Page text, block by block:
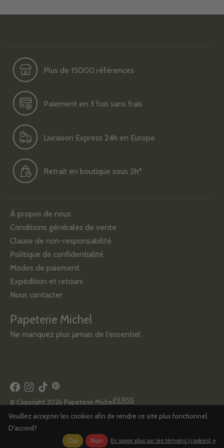
Plus de 15000 références
Paiement en 3 fois sans frais
Livraison Express 24h en Europe
Retrait en boutique sous 2h*
À propos de nous
Conditions générales de vente
Clause de non-responsabilité
Politique de confidentialité
Modes de paiement
Expédition et retours
Nous contacter
Papeterie Michel
Ne manquez plus jamais de l’essentiel.
© Copyright 2026 Papeterie Michel Fil RSS
Veuillez accepter les cookies afin de rendre ce site plus fonctionnel.
D'accord?
Oui
Non En savoir plus sur les témoins (cookies) »